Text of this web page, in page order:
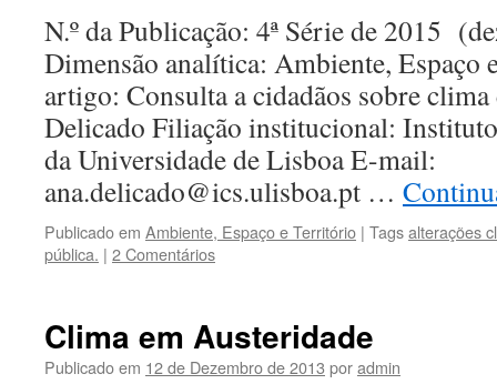
N.º da Publicação: 4ª Série de 2015
Dimensão analítica: Ambiente,
artigo: Consulta a cidadãos sobre
Delicado Filiação institucional:
da Universidade de Lisboa E-mail:
ana.delicado@ics.ulisboa.pt …
Publicado em Ambiente, Espaço e Território | Tagsalterações
pública. | 2 Comentários
Clima em Austeridade
Publicado em 12 de Dezembro de 2013 poradmin